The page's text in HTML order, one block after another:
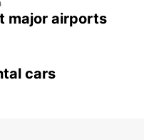
major airports
cars